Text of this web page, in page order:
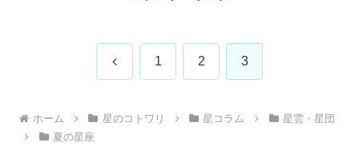
前 1 2 3
ホーム 星のコトワリ 星コラム
星雲・星団
夏の星座